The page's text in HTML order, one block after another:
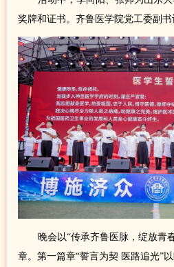
奖牌和证书。齐鲁医学院党工委副书
晚会以“传承齐鲁医脉，绽放青
章。第一篇章“誓言为契 医路追光”